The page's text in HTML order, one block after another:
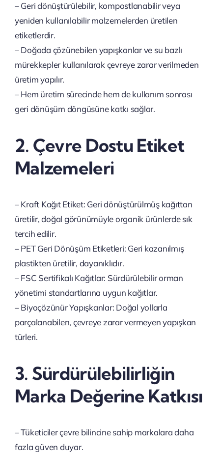
– Geri dönüştürülebilir, kompostlanabilir veya
yeniden kullanılabilir malzemelerden üretilen
etiketlerdir.
– Doğada çözünebilen yapışkanlar ve su bazlı
mürekkepler kullanılarak çevreye zarar verilmeden
üretim yapılır.
– Hem üretim sürecinde hem de kullanım sonrası
geri dönüşüm döngüsüne katkı sağlar.
2. Çevre Dostu Etiket
Malzemeleri
– Kraft Kağıt Etiket: Geri dönüştürülmüş kağıttan
üretilir, doğal görünümüyle organik ürünlerde sık
tercih edilir.
– PET Geri Dönüşüm Etiketleri: Geri kazanılmış
plastikten üretilir, dayanıklıdır.
– FSC Sertifikalı Kağıtlar: Sürdürülebilir orman
yönetimi standartlarına uygun kağıtlar.
– Biyoçözünür Yapışkanlar: Doğal yollarla
parçalanabilen, çevreye zarar vermeyen yapışkan
türleri.
3. Sürdürülebilirliğin
Marka Değerine Katkısı
– Tüketiciler çevre bilincine sahip markalara daha
fazla güven duyar.